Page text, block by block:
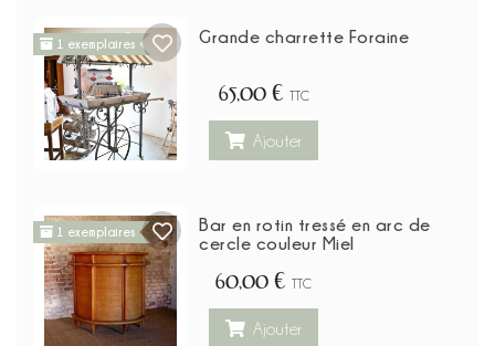
1 exemplaires Grande charrette Foraine
65,00 € TTC
Ajouter
1 exemplaires
Bar en rotin tressé en arc de
cercle couleur Miel
60,00 € TTC
Ajouter